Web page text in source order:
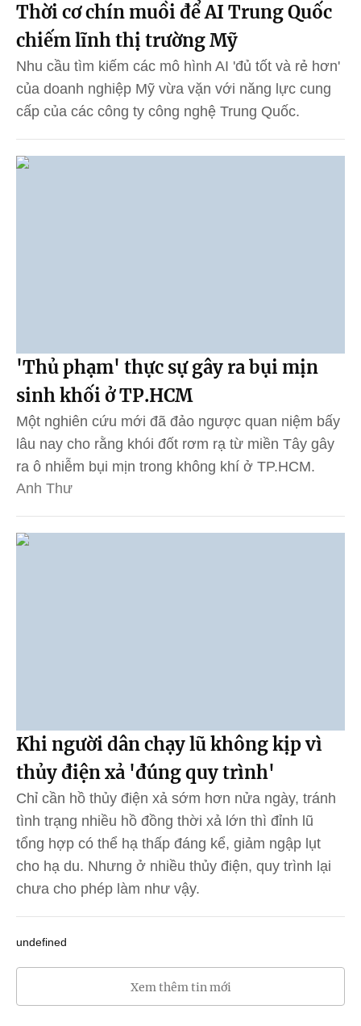
Thời cơ chín muồi để AI Trung Quốc
chiếm lĩnh thị trường Mỹ
Nhu cầu tìm kiếm các mô hình AI 'đủ tốt và rẻ hơn'
của doanh nghiệp Mỹ vừa vặn với năng lực cung
cấp của các công ty công nghệ Trung Quốc.
'Thủ phạm' thực sự gây ra bụi mịn
sinh khối ở TP.HCM
Một nghiên cứu mới đã đảo ngược quan niệm bấy
lâu nay cho rằng khói đốt rơm rạ từ miền Tây gây
ra ô nhiễm bụi mịn trong không khí ở TP.HCM.
Anh Thư
Khi người dân chạy lũ không kịp vì
thủy điện xả 'đúng quy trình'
Chỉ cần hồ thủy điện xả sớm hơn nửa ngày, tránh
tình trạng nhiều hồ đồng thời xả lớn thì đỉnh lũ
tổng hợp có thể hạ thấp đáng kể, giảm ngập lụt
cho hạ du. Nhưng ở nhiều thủy điện, quy trình lại
chưa cho phép làm như vậy.
undefined
Xem thêm tin mới